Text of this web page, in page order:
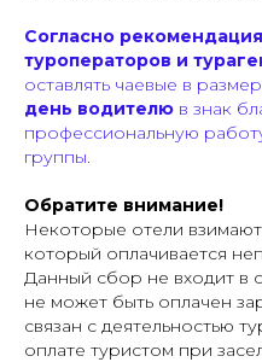
Согласно
туроператоров и
оставлять чаевые в
день водителю в знак
профессиональную
группы.
Обратите внимание!
Некоторые отели
который оплачивается
Данный сбор не входит в
не может быть оплачен
связан с деятельностью
оплате туристом при